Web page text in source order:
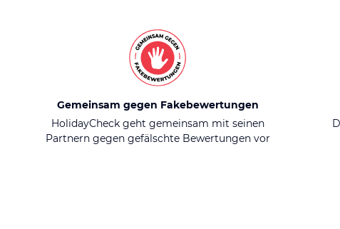
Gemeinsam gegen Fakebewertungen
HolidayCheck geht gemeinsam mit seinen
Partnern gegen gefälschte Bewertungen vor